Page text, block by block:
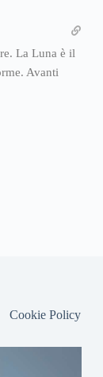
La Luna è il
Avanti
Cookie Policy